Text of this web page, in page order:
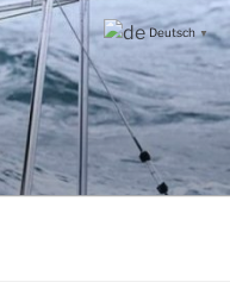
Deutsch ▼